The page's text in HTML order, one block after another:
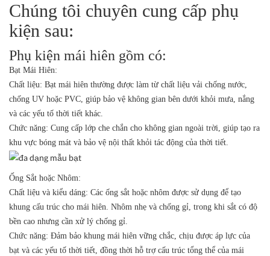
Chúng tôi chuyên cung cấp phụ
kiện sau:
Phụ kiện mái hiên gồm có:
Bạt Mái Hiên:
Chất liệu: Bạt mái hiên thường được làm từ chất liệu vải chống nước,
chống UV hoặc PVC, giúp bảo vệ không gian bên dưới khỏi mưa, nắng
và các yếu tố thời tiết khác.
Chức năng: Cung cấp lớp che chắn cho không gian ngoài trời, giúp tạo ra
khu vực bóng mát và bảo vệ nội thất khỏi tác động của thời tiết.
Ống Sắt hoặc Nhôm:
Chất liệu và kiểu dáng: Các ống sắt hoặc nhôm được sử dụng để tạo
khung cấu trúc cho mái hiên. Nhôm nhẹ và chống gỉ, trong khi sắt có độ
bền cao nhưng cần xử lý chống gỉ.
Chức năng: Đảm bảo khung mái hiên vững chắc, chịu được áp lực của
bạt và các yếu tố thời tiết, đồng thời hỗ trợ cấu trúc tổng thể của mái